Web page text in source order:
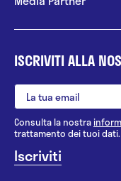
ISCRIVITI ALLA
Consulta la nostra
trattamento dei tuoi dati.